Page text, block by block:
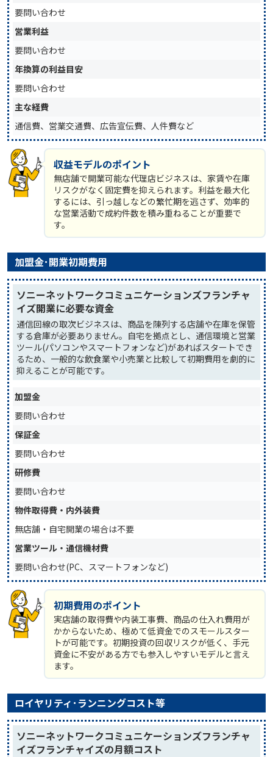
要問い合わせ
営業利益
要問い合わせ
年換算の利益目安
要問い合わせ
主な経費
通信費、営業交通費、広告宣伝費、人件費など
収益モデルのポイント
無店舗で開業可能な代理店ビジネスは、家賃や在庫
リスクがなく固定費を抑えられます。利益を最大化
するには、引っ越しなどの繁忙期を逃さず、効率的
な営業活動で成約件数を積み重ねることが重要で
す。
加盟金･開業初期費用
ソニーネットワークコミュニケーションズフランチャ
イズ開業に必要な資金
通信回線の取次ビジネスは、商品を陳列する店舗や在庫を保管
する倉庫が必要ありません。自宅を拠点とし、通信環境と営業
ツール(パソコンやスマートフォンなど)があればスタートでき
るため、一般的な飲食業や小売業と比較して初期費用を劇的に
抑えることが可能です。
加盟金
要問い合わせ
保証金
要問い合わせ
研修費
要問い合わせ
物件取得費・内外装費
無店舗・自宅開業の場合は不要
営業ツール・通信機材費
要問い合わせ(PC、スマートフォンなど)
初期費用のポイント
実店舗の取得費や内装工事費、商品の仕入れ費用が
かからないため、極めて低資金でのスモールスター
トが可能です。初期投資の回収リスクが低く、手元
資金に不安がある方でも参入しやすいモデルと言え
ます。
ロイヤリティ･ランニングコスト等
ソニーネットワークコミュニケーションズフランチャ
イズフランチャイズの月額コスト